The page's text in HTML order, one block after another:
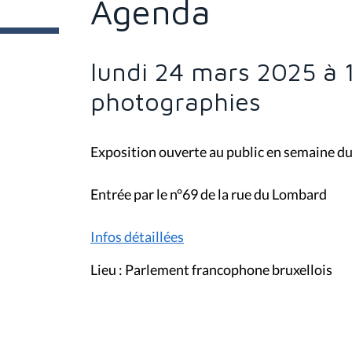
e
s
Agenda
lundi 24 mars 2025 à
photographies
Exposition ouverte au public en semaine
Entrée par le n°69 de la rue du Lombard
Infos détaillées
Lieu : Parlement francophone bruxellois